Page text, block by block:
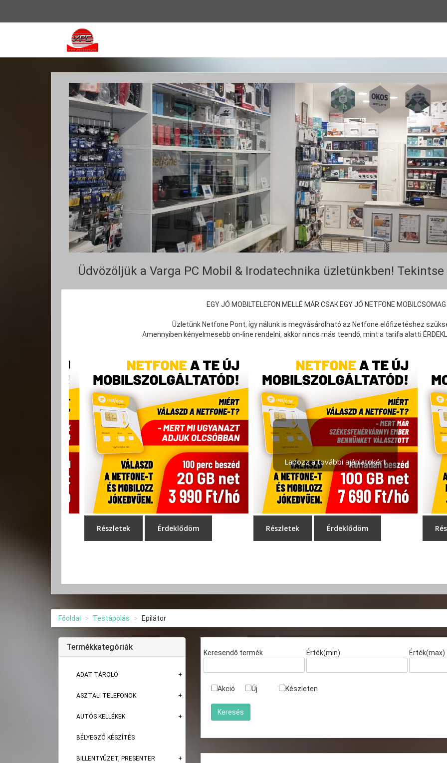
Vissza
Üdvözöljük a Varga PC Mobil & Irodatechnika üzletünkben!
EGY JÓ MOBILTELEFON MELLÉ MÁR CSAK EGY JÓ NETFONE MOBILCSOMAG
Üzletünk Netfone Pont, így nálunk is megvásárolható az Netfone előfizetéshez
Amennyiben kényelmesebb on-line rendelni, akkor nincs más teendő, mint a tarifa alatti
Főoldal Testápolás Epilátor
Termékkategóriák
ADAT TÁROLÓ
ASZTALI TELEFONOK
AUTÓS KELLÉKEK
BÉLYEGZŐ KÉSZÍTÉS
BILLENTYŰZET, PRESENTER
Keresendő termék Érték(min) Érték(max)
Akció Új Készleten